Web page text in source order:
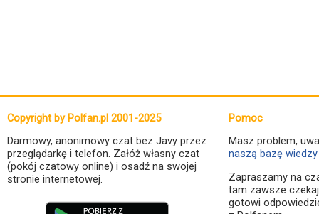
Copyright by Polfan.pl 2001-2025
Darmowy, anonimowy czat bez Javy przez
przeglądarkę i telefon. Załóż własny czat
(pokój czatowy online) i osadź na swojej
stronie internetowej.
Pomoc
Masz problem,
naszą bazę
Zapraszamy na
tam zawsze
gotowi